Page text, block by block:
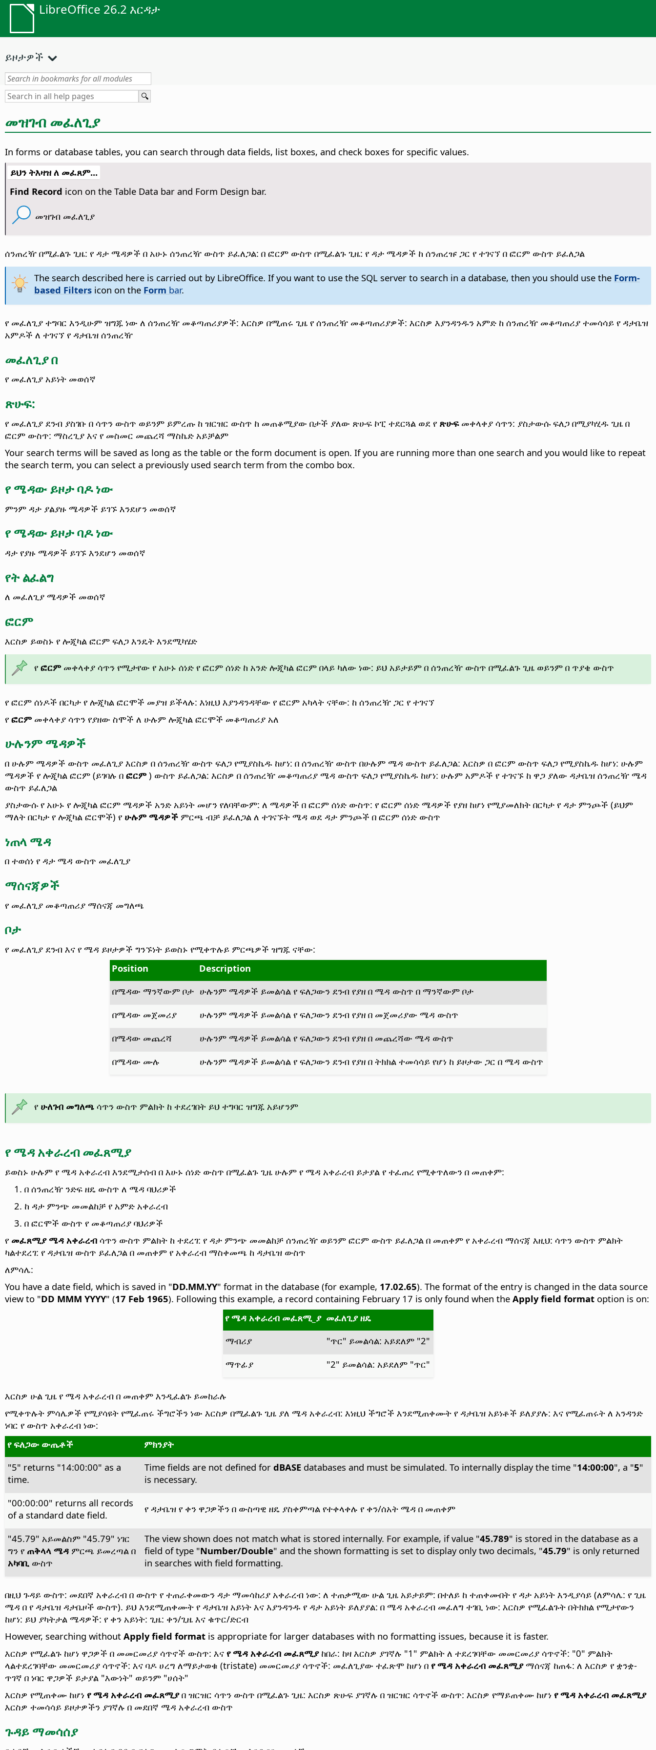
LibreOffice 26.2 እርዳታ
ይዞታዎች
መዝገብ መፈለጊያ
In forms or database tables, you can search through data fields, list boxes, and check boxes for specific values.
ይህን ትእዛዝ ለ መፈጸም...
Find Record icon on the Table Data bar and Form Design bar.
መዝገብ መፈለጊያ
ሰንጠረዥ በሚፈልጉ ጊዜ: የ ዳታ ሜዳዎች በ አሁኑ ሰንጠረዥ ውስጥ ይፈለጋል: በ ፎርም ውስጥ በሚፈልጉ ጊዜ: የ ዳታ ሜዳዎች ከ ሰንጠረዡ ጋር የ ተገናኘ በ ፎርም ውስጥ ይፈለጋል
The search described here is carried out by LibreOffice. If you want to use the SQL server to search in a database, then you should use the Form-
based Filtersicon on the Form bar.
የ መፈለጊያ ተግባር እንዲሁም ዝግጁ ነው ለ ሰንጠረዥ መቆጣጠሪያዎች: እርስዎ በሚጠሩ ጊዜ የ ሰንጠረዥ መቆጣጠሪያዎች: እርስዎ እያንዳንዱን አምድ ከ ሰንጠረዥ መቆጣጠሪያ ተመሳሳይ የ ዳታቤዝ
አምዶች ለ ተገናኘ የ ዳታቤዝ ሰንጠረዥ
መፈለጊያ በ
የ መፈለጊያ አይነት መወሰኛ
ጽሁፍ:
የ መፈለጊያ ደንብ ያስገቡ በ ሳጥን ውስጥ ወይንም ይምረጡ ከ ዝርዝር ውስጥ ከ መጠቆሚያው በታች ያለው ጽሁፍ ኮፒ ተደርጓል ወደ የ ጽሁፍመቀላቀያ ሳጥን: ያስታውሱ ፍለጋ በሚያካሂዱ ጊዜ በ
ፎርም ውስጥ: ማስረጊያ እና የ መስመር መጨረሻ ማስኬድ አይቻልም
Your search terms will be saved as long as the table or the form document is open. If you are running more than one search and you would like to repeat
the search term, you can select a previously used search term from the combo box.
የ ሜዳው ይዞታ ባዶ ነው
ምንም ዳታ ያልያዙ ሜዳዎች ይገኙ እንደሆን መወሰኛ
የ ሜዳው ይዞታ ባዶ ነው
ዳታ የያዙ ሜዳዎች ይገኙ እንደሆን መወሰኛ
የት ልፈልግ
ለ መፈለጊያ ሜዳዎች መወሰኛ
ፎርም
እርስዎ ይወስኑ የ ሎጂካል ፎርም ፍለጋ እንዴት እንደሚካሄድ
የ ፎርም መቀላቀያ ሳጥን የሚታየው የ አሁኑ ሰነድ የ ፎርም ሰነድ ከ አንድ ሎጂካል ፎርም በላይ ካለው ነው: ይህ አይታይም በ ሰንጠረዥ ውስጥ በሚፈልጉ ጊዜ ወይንም በ ጥያቄ ውስጥ
የ ፎርም ሰነዶች በርካታ የ ሎጂካል ፎርሞች መያዝ ይችላሉ: እነዚህ እያንዳንዳቸው የ ፎርም አካላት ናቸው: ከ ሰንጠረዥ ጋር የ ተገናኘ
የ ፎርምመቀላቀያ ሳጥን የያዘው ስሞች ለ ሁሉም ሎጂካል ፎርሞች መቆጣጠሪያ አለ
ሁሉንም ሜዳዎች
በ ሁሉም ሜዳዎች ውስጥ መፈለጊያ እርስዎ በ ሰንጠረዥ ውስጥ ፍለጋ የሚያስኬዱ ከሆነ: በ ሰንጠረዥ ውስጥ በሁሉም ሜዳ ውስጥ ይፈለጋል: እርስዎ በ ፎርም ውስጥ ፍለጋ የሚያስኬዱ ከሆነ: ሁሉም
ሜዳዎች የ ሎጂካል ፎርም (ይገባሉ በ ፎርም) ውስጥ ይፈለጋል: እርስዎ በ ሰንጠረዥ መቆጣጠሪያ ሜዳ ውስጥ ፍለጋ የሚያስኬዱ ከሆነ: ሁሉም አምዶች የ ተገናኙ ከ ዋጋ ያለው ዳታቤዝ ሰንጠረዥ ሜዳ
ውስጥ ይፈለጋል
ያስታውሱ የ አሁኑ የ ሎጂካል ፎርም ሜዳዎች አንድ አይነት መሆን የለባቸውም: ለ ሜዳዎች በ ፎርም ሰነድ ውስጥ: የ ፎርም ሰነድ ሜዳዎች የያዘ ከሆነ የሚያመለክት በርካታ የ ዳታ ምንጮች (ይህም
ማለት በርካታ የ ሎጂካል ፎርሞች) የ ሁሉም ሜዳዎች ምርጫ ብቻ ይፈለጋል ለ ተገናኙት ሜዳ ወደ ዳታ ምንጮች በ ፎርም ሰነድ ውስጥ
ነጠላ ሜዳ
በ ተወሰነ የ ዳታ ሜዳ ውስጥ መፈለጊያ
ማሰናጃዎች
የ መፈለጊያ መቆጣጠሪያ ማሰናጃ መግለጫ
ቦታ
የ መፈለጊያ ደንብ እና የ ሜዳ ይዞታዎች ግንኙነት ይወስኑ የሚቀጥሉይ ምርጫዎች ዝግጁ ናቸው:
Position
Description
በሜዳው ማንኛውም ቦታ ሁሉንም ሜዳዎች ይመልሳል የ ፍለጋውን ደንብ የያዘ በ ሜዳ ውስጥ በ ማንኛውም ቦታ
በሜዳው መጀመሪያ
ሁሉንም ሜዳዎች ይመልሳል የ ፍለጋውን ደንብ የያዘ በ መጀመሪያው ሜዳ ውስጥ
በሜዳው መጨረሻ
ሁሉንም ሜዳዎች ይመልሳል የ ፍለጋውን ደንብ የያዘ በ መጨረሻው ሜዳ ውስጥ
በሜዳው ሙሉ
ሁሉንም ሜዳዎች ይመልሳል የ ፍለጋውን ደንብ የያዘ በ ትክክል ተመሳሳይ የሆነ ከ ይዞታው ጋር በ ሜዳ ውስጥ
የ ሁለገብ መግለጫ ሳጥን ውስጥ ምልክት ከ ተደረገበት ይህ ተግባር ዝግጁ አይሆንም
የ ሜዳ አቀራረብ መፈጸሚያ
ይወስኑ ሁሉም የ ሜዳ አቀራረብ እንደሚታሰብ በ እሁኑ ሰነድ ውስጥ በሚፈልጉ ጊዜ ሁሉም የ ሜዳ አቀራረብ ይታያል የ ተፈጠረ የሚቀጥለውን በ መጠቀም:
በ ሰንጠረዥ ንድፍ ዘዴ ውስጥ ለ ሜዳ ባህሪዎች
ከ ዳታ ምንጭ መመልከቻ የ አምድ አቀራረብ
በ ፎርሞች ውስጥ የ መቆጣጠሪያ ባህሪዎች
የ መፈጸሚያ ሜዳ አቀራረብ ሳጥን ውስጥ ምልክት ከ ተደረገ: የ ዳታ ምንጭ መመልከቻ ሰንጠረዥ ወይንም ፎርም ውስጥ ይፈለጋል በ መጠቀም የ አቀራረብ ማሰናጃ እዚህ: ሳጥን ውስጥ ምልክት
ካልተደረገ: የ ዳታቤዝ ውስጥ ይፈለጋል በ መጠቀም የ አቀራረብ ማስቀመጫ ከ ዳታቤዝ ውስጥ
ለምሳሌ:
You have a date field, which is saved in "DD.MM.YY" format in the database (for example, 17.02.65). The format of the entry is changed in the data source
view to "DD MMM YYYY" (17 Feb 1965). Following this example, a record containing February 17 is only found when the Apply field format option is on:
የ ሜዳ አቀራረብ መፈጸሚ_ያ መፈለጊያ ዘዴ
ማብሪያ
"ጥር" ይመልሳል: አይደለም "2"
ማጥፊያ
"2" ይመልሳል: አይደለም "ጥር"
እርስዎ ሁል ጊዜ የ ሜዳ አቀራረብ በ መጠቀም እንዲፈልጉ ይመከራሉ
የሚቀጥሉት ምሳሌዎች የሚያሳዩት የሚፈጠሩ ችግሮችን ነው እርስዎ በሚፈልጉ ጊዜ ያለ ሜዳ አቀራረብ: እነዚህ ችግሮች እንደሚጠቀሙት የ ዳታቤዝ አይነቶች ይለያያሉ: እና የሚፈጠሩት ለ አንዳንድ
ነባር የ ውስጥ አቀራረብ ነው:
የ ፍለጋው ውጤቶች
ምክንያት
"5" returns "14:00:00" as a
time.
Time fields are not defined for dBASEdatabases and must be simulated. To internally display the time "14:00:00", a "5"
is necessary.
"00:00:00" returns all records
of a standard date field.
የ ዳታቤዝ የ ቀን ዋጋዎችን በ ውስጣዊ ዘዴ ያስቀምጣል የተቀላቀሉ የ ቀን/ሰአት ሜዳ በ መጠቀም
"45.79" አይመልስም "45.79" ነገር
ግን የ ጠቅላላ ሜዳምርጫ ይመረጣል በ
አካባቢውስጥ
The view shown does not match what is stored internally. For example, if value "45.789" is stored in the database as a
field of type "Number/Double" and the shown formatting is set to display only two decimals, "45.79" is only returned
in searches with field formatting.
በዚህ ጉዳይ ውስጥ: መደበኛ አቀራረብ በ ውስጥ የ ተጠራቀመውን ዳታ ማመሳከሪያ አቀራረብ ነው: ለ ተጠቃሚው ሁል ጊዜ አይታይም: በተለይ ከ ተጠቀሙበት የ ዳታ አይነት እንዲያሳይ (ለምሳሌ: የ ጊዜ
ሜዳ በ የ ዳታቤዝ ዳታቤዞች ውስጥ). ይህ እንደሚጠቀሙት የ ዳታቤዝ አይነት እና እያንዳንዱ የ ዳታ አይነት ይለያያል: በ ሜዳ አቀራረብ መፈለግ ተገቢ ነው: እርስዎ የሚፈልጉት በትክክል የሚታየውን
ከሆነ: ይህ ያካትታል ሜዳዎች: የ ቀን አይነት: ጊዜ: ቀን/ጊዜ እና ቁጥር/ድርብ
However, searching without Apply field format is appropriate for larger databases with no formatting issues, because it is faster.
እርስዎ የሚፈልጉ ከሆነ ዋጋዎች በ መመርመሪያ ሳጥኖች ውስጥ: እና የ ሜዳ አቀራረብ መፈጸሚያከበራ: ከዛ እርስዎ ያገኛሉ "1" ምልክት ለ ተደረገባቸው መመርመሪያ ሳጥኖች: "0" ምልክት
ላልተደረገባቸው መመርመሪያ ሳጥኖች: እና ባዶ ሀረግ ለማይታወቁ (tristate) መመርመሪያ ሳጥኖች: መፈለጊያው ተፈጽሞ ከሆነ በ የ ሜዳ አቀራረብ መፈጸሚያማሰናጃ ከጠፋ: ለ እርስዎ የ ቋንቋ-
ጥገኛ በ ነባር ዋጋዎች ይታያል "እውነት" ወይንም "ሀሰት"
እርስዎ የሚጠቀሙ ከሆነ የ ሜዳ አቀራረብ መፈጸሚያበ ዝርዝር ሳጥን ውስጥ በሚፈልጉ ጊዜ: እርስዎ ጽሁፍ ያገኛሉ በ ዝርዝር ሳጥኖች ውስጥ: እርስዎ የማይጠቀሙ ከሆነ የ ሜዳ አቀራረብ መፈጸሚያ
እርስዎ ተመሳሳይ ይዞታዎችን ያገኛሉ በ መደበኛ ሜዳ አቀራረብ ውስጥ
ጉዳይ ማመሳሰያ